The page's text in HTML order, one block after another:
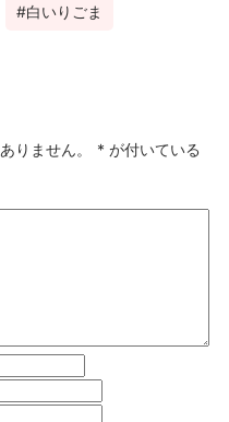
白いりごま
りません。 * が付いている